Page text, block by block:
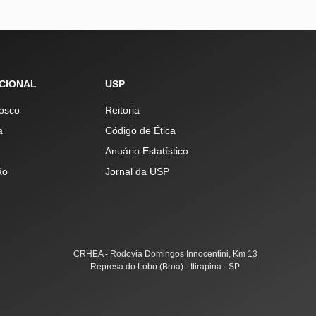
USP
Reitoria
Código de Ética
Anuário Estatístico
Jornal da USP
CRHEA - Rodovia Domingos Innocentini, Km 13
Represa do Lobo (Broa) - Itirapina - SP